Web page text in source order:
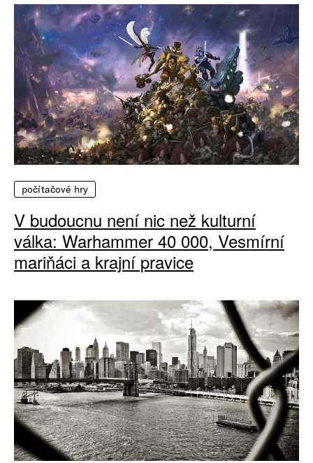
počítačové hry
V budoucnu není nic než kulturní
válka: Warhammer 40 000, Vesmírní
mariňáci a krajní pravice